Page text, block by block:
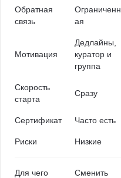
Обратная
связь
Ограниченн
ая
Мотивация
Дедлайны,
куратор и
группа
Скорость
старта
Сразу
Сертификат Часто есть
Риски Низкие
Для чего
Сменить